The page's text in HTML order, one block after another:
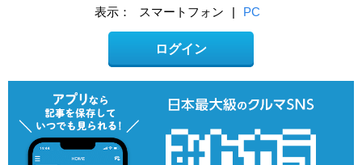
表示： スマートフォン | PC
ログイン